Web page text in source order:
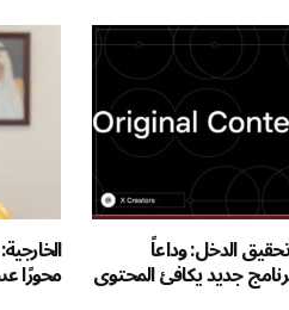
الدخل: وداعاً
جديد يكافئ المحتوى محورًا